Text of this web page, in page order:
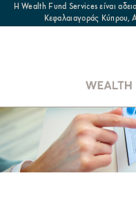
Η Wealth Fund Services είναι
Κεφαλαιαγοράς